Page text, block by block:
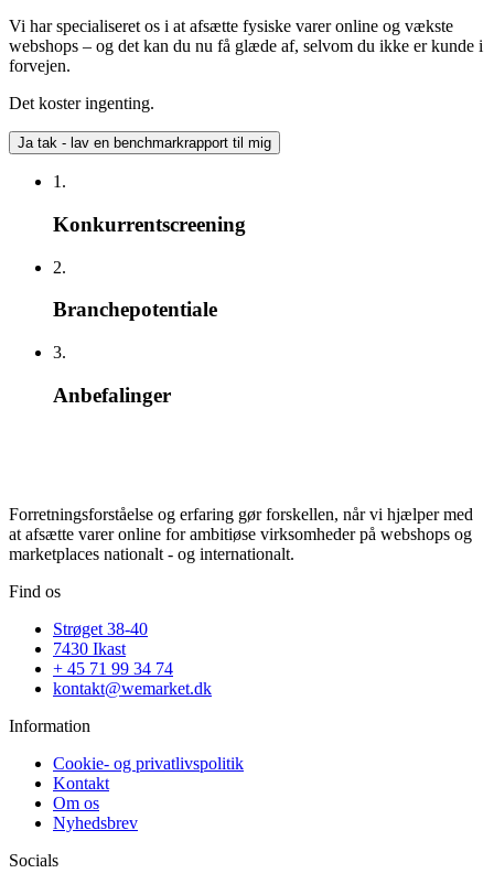
Vi har specialiseret os i at afsætte fysiske varer online og vækste
webshops – og det kan du nu få glæde af, selvom du ikke er kunde i
forvejen.
Det koster ingenting.
Ja tak - lav en benchmarkrapport til mig
1.
Konkurrentscreening
2.
Branchepotentiale
3.
Anbefalinger
Forretningsforståelse og erfaring gør forskellen, når vi hjælper med
at afsætte varer online for ambitiøse virksomheder på webshops og
marketplaces nationalt - og internationalt.
Find os
Strøget 38-40
7430 Ikast
+ 45 71 99 34 74
kontakt@wemarket.dk
Information
Cookie- og privatlivspolitik
Kontakt
Om os
Nyhedsbrev
Socials